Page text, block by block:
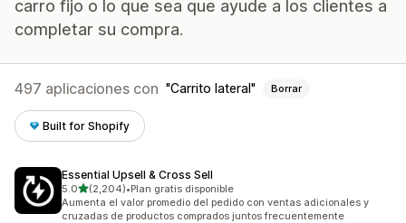
carro fijo o lo que sea que ayude a los clientes a
completar su compra.
497 aplicaciones con Carrito lateral Borrar
Built for Shopify
Essential Upsell & Cross Sell
5.0de 5 estrellas
(2,204)
2204 reseñas en total
•Plan gratis disponible
Aumenta el valor promedio del pedido con ventas adicionales y
cruzadas de productos comprados juntos frecuentemente